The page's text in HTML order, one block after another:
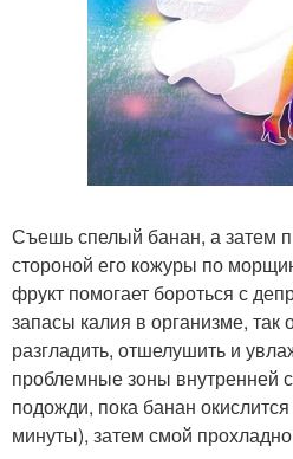
Съешь спелый банан, а затем
стороной его кожуры по
фрукт помогает бороться с
запасы калия в организме,
разгладить, отшелушить и
проблемные зоны внутренней
подожди, пока банан
минуты), затем смой